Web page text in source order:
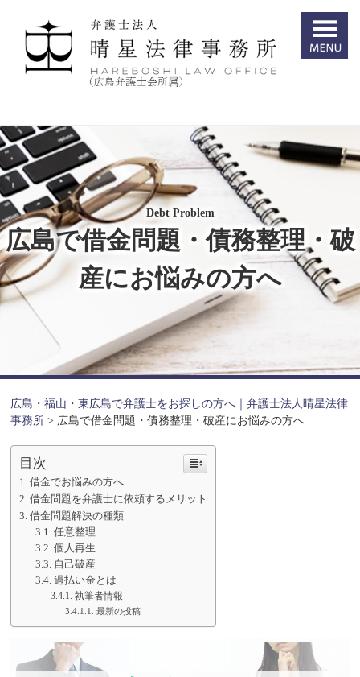
Debt Problem
広島で借金問題・債務整理・破
産にお悩みの方へ
広島・福山・東広島で弁護士をお探しの方へ｜弁護士法人晴星法律
事務所 > 広島で借金問題・債務整理・破産にお悩みの方へ
目次
借金でお悩みの方へ
借金問題を弁護士に依頼するメリット
借金問題解決の種類
任意整理
個人再生
自己破産
過払い金とは
執筆者情報
最新の投稿